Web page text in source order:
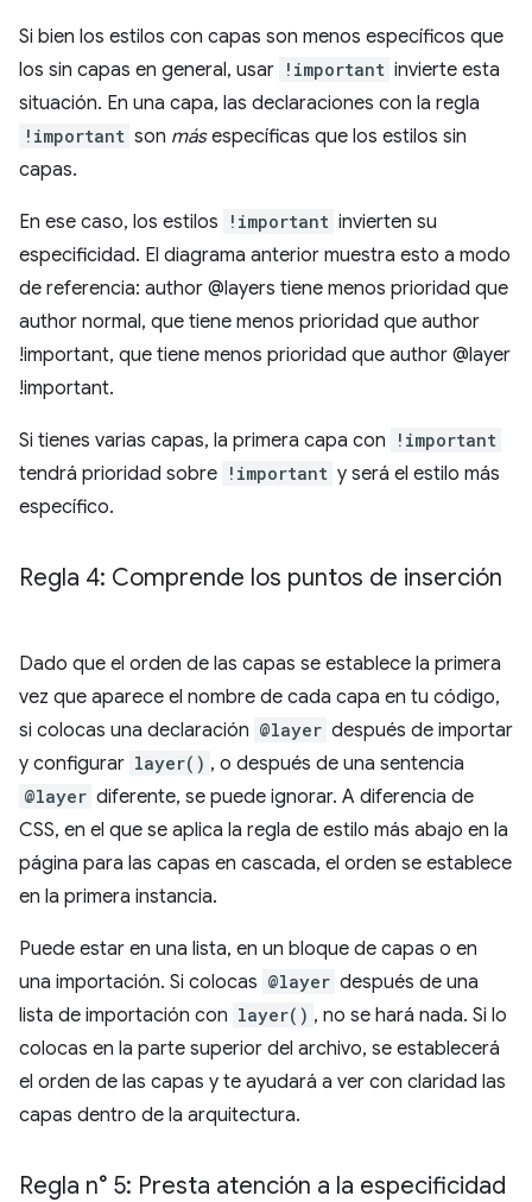
Si bien los estilos con capas son menos específicos que
los sin capas en general, usar !important invierte esta
situación. En una capa, las declaraciones con la regla
!important son másespecíficas que los estilos sin
capas.
En ese caso, los estilos !important invierten su
especificidad. El diagrama anterior muestra esto a modo
de referencia: author @layers tiene menos prioridad que
author normal, que tiene menos prioridad que author
!important, que tiene menos prioridad que author @layer
!important.
Si tienes varias capas, la primera capa con !important
tendrá prioridad sobre !important y será el estilo más
específico.
Regla 4: Comprende los puntos de inserción
Dado que el orden de las capas se establece la primera
vez que aparece el nombre de cada capa en tu código,
si colocas una declaración @layer después de importar
y configurar layer() , o después de una sentencia
@layer diferente, se puede ignorar. A diferencia de
CSS, en el que se aplica la regla de estilo más abajo en la
página para las capas en cascada, el orden se establece
en la primera instancia.
Puede estar en una lista, en un bloque de capas o en
una importación. Si colocas @layer después de una
lista de importación con layer() , no se hará nada. Si lo
colocas en la parte superior del archivo, se establecerá
el orden de las capas y te ayudará a ver con claridad las
capas dentro de la arquitectura.
Regla n° 5: Presta atención a la especificidad